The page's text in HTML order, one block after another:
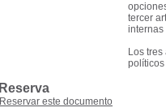
tercer
internas
Los
Reserva
Reservar este documento